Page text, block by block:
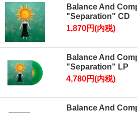
Balance And
"Separation" CD
1,870円(内税)
Balance And
"Separation" LP
4,780円(内税)
Balance And